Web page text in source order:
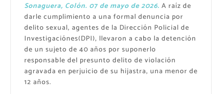
Sonaguera, Colón. 07 de mayo de 2026. A raíz de
darle cumplimiento a una formal denuncia por
delito sexual, agentes de la Dirección Policial de
Investigaciónes(DPI), llevaron a cabo la detención
de un sujeto de 40 años por suponerlo
responsable del presunto delito de violación
agravada en perjuicio de su hijastra, una menor de
12 años.